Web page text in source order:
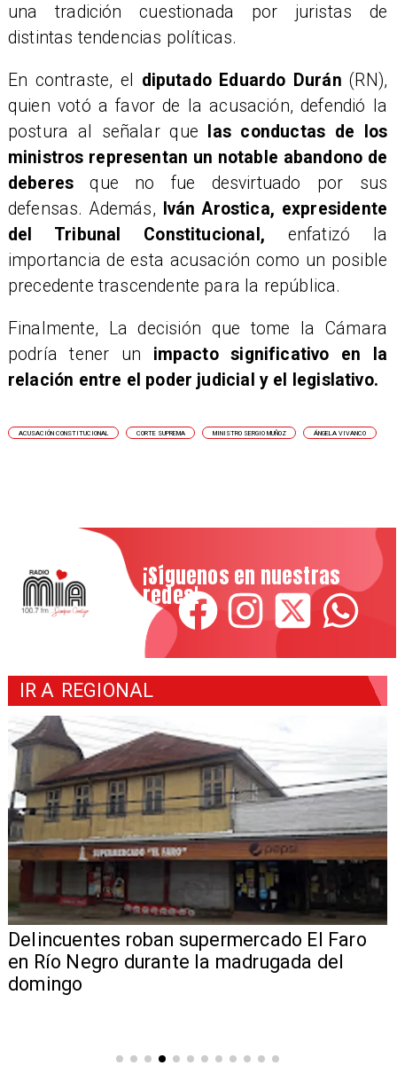
una tradición cuestionada por juristas de
distintas tendencias políticas.
En contraste, el diputado Eduardo Durán (RN),
quien votó a favor de la acusación, defendió la
postura al señalar que
las conductas de los
ministros representan un notable abandono de
deberes que no fue desvirtuado por sus
defensas. Además, Iván Arostica, expresidente
del Tribunal Constitucional, enfatizó la
importancia de esta acusación como un posible
precedente trascendente para la república.
Finalmente, La decisión que tome la Cámara
podría tener un impacto significativo en la
relación entre el poder judicial y el legislativo.
ACUSACIÓN CONSTITUCIONAL CORTE SUPREMA MINISTRO SERGIO MUÑOZ ÁNGELA VIVANCO
¡Síguenos en nuestras
redes!
IR A REGIONAL
Delincuentes roban supermercado El Faro
en Río Negro durante la madrugada del
domingo